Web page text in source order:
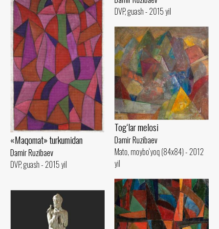
DVP, guash - 2015 yil
«Maqomat» turkumidan
Damir Ruzibaev
DVP, guash - 2015 yil
Tog‘lar melosi
Damir Ruzibaev
Mato, moybo‘yoq (84x84) - 2012
yil